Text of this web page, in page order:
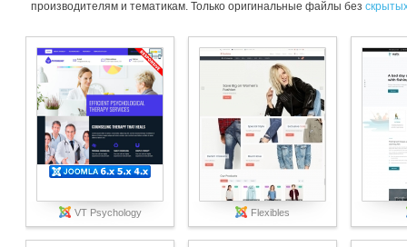
производителям и тематикам. Только оригинальные файлы без
VT Psychology Flexibles